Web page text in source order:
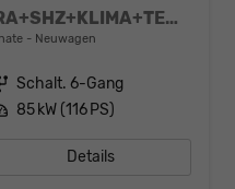
Classic Selection KAMERA+SHZ+KLIMA+TEMPOMAT+LED+16" LM
Neuwagen
Getriebe Schalt. 6-Gang
Leistung 85 kW (116 PS)
Details